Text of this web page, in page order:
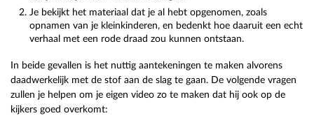
Je bekijkt het materiaal dat je al hebt opgenomen, zoals
opnamen van je kleinkinderen, en bedenkt hoe daaruit een echt
verhaal met een rode draad zou kunnen ontstaan.
In beide gevallen is het nuttig aantekeningen te maken alvorens
daadwerkelijk met de stof aan de slag te gaan. De volgende vragen
zullen je helpen om je eigen video zo te maken dat hij ook op de
kijkers goed overkomt: